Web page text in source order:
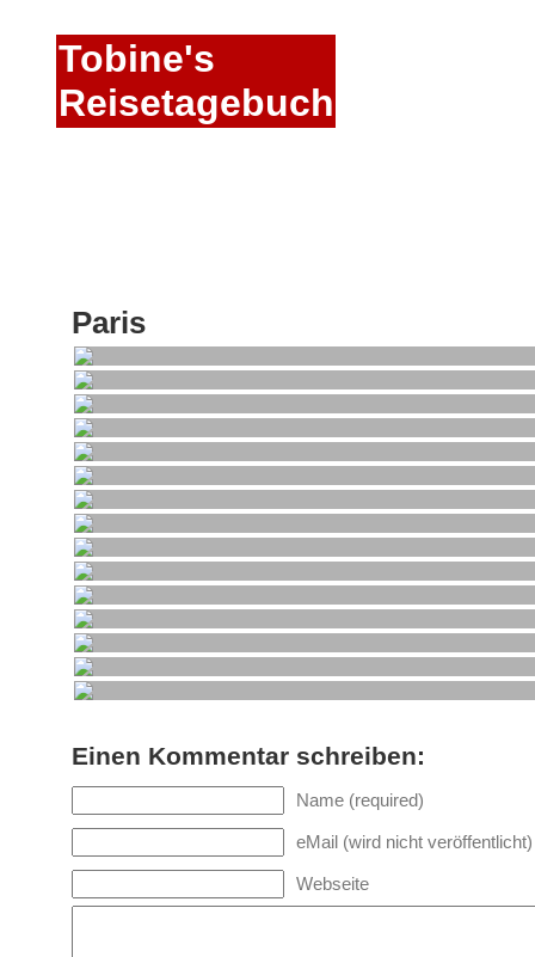
Tobine's
Reisetagebuch
Paris
Einen Kommentar schreiben:
Name (required)
eMail (wird nicht
Webseite